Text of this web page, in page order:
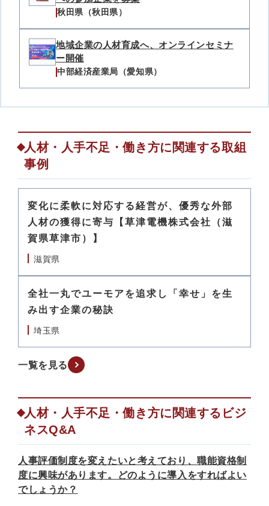
秋田県（秋田県）
地域企業の人材育成へ、オンラインセミナ
ー開催
中部経済産業局（愛知県）
人材・人手不足・働き方に関連する取組
事例
変化に柔軟に対応する経営が、優秀な外部
人材の獲得に寄与【草津電機株式会社（滋
賀県草津市）】
滋賀県
全社一丸でユーモアを追求し「幸せ」を生
み出す企業の秘訣
埼玉県
一覧を見る
人材・人手不足・働き方に関連するビジ
ネスQ&A
人事評価制度を変えたいと考えており、職能資格制
度に興味があります。どのように導入をすればよい
でしょうか？